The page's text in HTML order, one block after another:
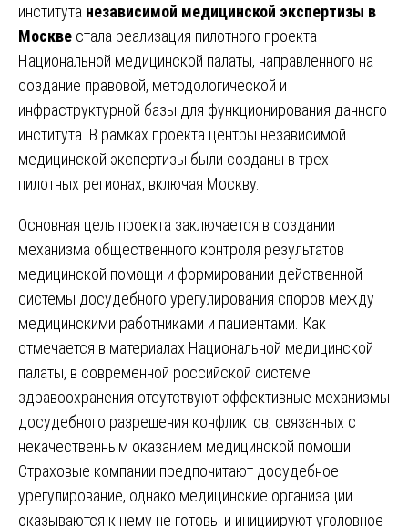
института независимой медицинской экспертизы в
Москве стала реализация пилотного проекта
Национальной медицинской палаты, направленного на
создание правовой, методологической и
инфраструктурной базы для функционирования данного
института. В рамках проекта центры независимой
медицинской экспертизы были созданы в трех
пилотных регионах, включая Москву.
Основная цель проекта заключается в создании
механизма общественного контроля результатов
медицинской помощи и формировании действенной
системы досудебного урегулирования споров между
медицинскими работниками и пациентами. Как
отмечается в материалах Национальной медицинской
палаты, в современной российской системе
здравоохранения отсутствуют эффективные механизмы
досудебного разрешения конфликтов, связанных с
некачественным оказанием медицинской помощи.
Страховые компании предпочитают досудебное
урегулирование, однако медицинские организации
оказываются к нему не готовы и инициируют уголовное